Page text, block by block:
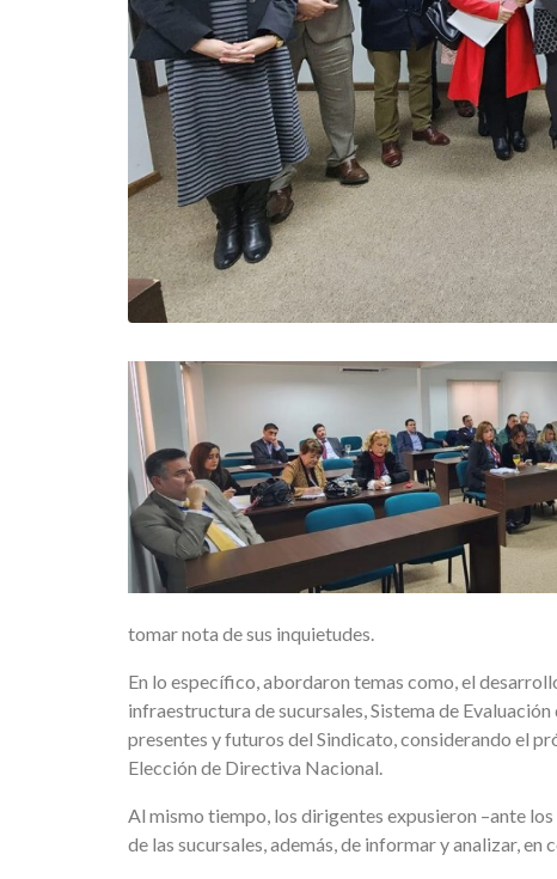
tomar nota de sus inquietudes.
En lo específico, abordaron temas como, el
infraestructura de sucursales, Sistema de
presentes y futuros del Sindicato, considerando el
Elección de Directiva Nacional.
Al mismo tiempo, los dirigentes expusieron –ante
de las sucursales, además, de informar y analizar,